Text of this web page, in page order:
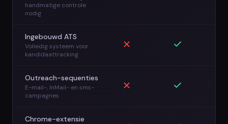
handmatige controle
nodig
Ingebouwd ATS
Volledig systeem voor
kandidaattracking
Outreach-sequenties
E-mail-, InMail- en sms-
campagnes
Chrome-extensie